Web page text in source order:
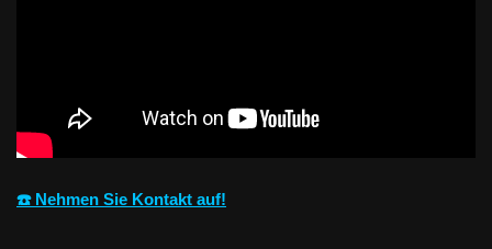
☎️ Nehmen Sie Kontakt auf!